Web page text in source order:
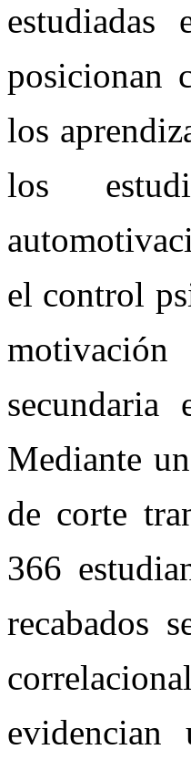
posicionan
los
los
el control
Mediante
de corte
366
recabados